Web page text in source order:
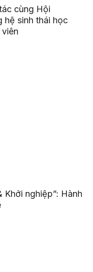
cùng Hội
hệ sinh thái học
Khởi nghiệp”: Hành